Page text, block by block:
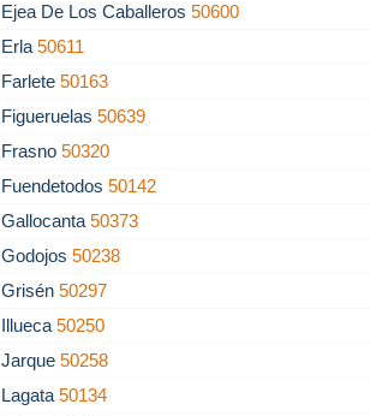
Ejea De Los Caballeros50600
Erla50611
Farlete50163
Figueruelas50639
Frasno50320
Fuendetodos50142
Gallocanta50373
Godojos50238
Grisén50297
Illueca50250
Jarque50258
Lagata50134